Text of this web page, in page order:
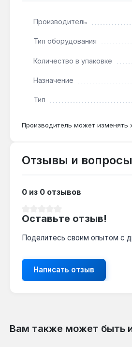
Нет — биты безударного
Какие размеры крепежа
Производитель
Тип оборудования
Количество в упаковке
Назначение
Тип
Производитель может изменять
Отзывы и вопросы
0 из 0 отзывов
Оставьте отзыв!
Поделитесь своим опытом с
Написать отзыв
Вам также может быть